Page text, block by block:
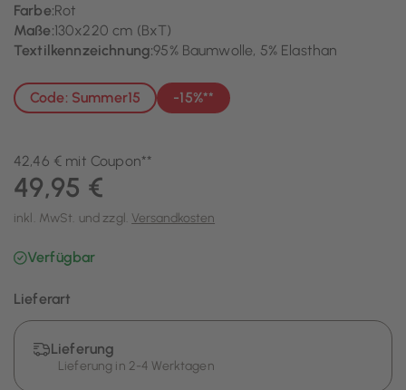
Farbe:Rot
Maße:130x220 cm (BxT)
Textilkennzeichnung:95% Baumwolle, 5% Elasthan
Code: Summer15 -15%**
42,46 € mit Coupon**
49,95 €
inkl. MwSt. und zzgl. Versandkosten
Verfügbar
Lieferart
Lieferung
Lieferung in 2-4 Werktagen